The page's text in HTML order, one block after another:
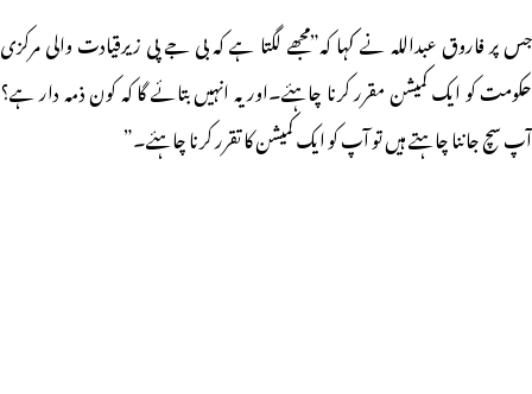
جس پر فاروق عبداللہ نے کہا کہ”مجھے لگتا ہے کہ بی جے پی زیرقیادت والی مرکزی
حکومت کو ایک کمیشن مقرر کرنا چاہئے۔اور یہ انہیں بتائے گا کہ کون ذمہ دار ہے؟
آپ سچ جاننا چاہتے ہیں تو آپ کو ایک کمیشن کا تقرر کرنا چاہئے۔”